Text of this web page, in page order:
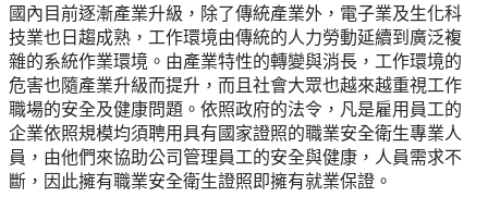
國內目前逐漸產業升級，除了傳統產業外，電子業及生化科
技業也日趨成熟，工作環境由傳統的人力勞動延續到廣泛複
雜的系統作業環境。由產業特性的轉變與消長，工作環境的
危害也隨產業升級而提升，而且社會大眾也越來越重視工作
職場的安全及健康問題。依照政府的法令，凡是雇用員工的
企業依照規模均須聘用具有國家證照的職業安全衛生專業人
員，由他們來協助公司管理員工的安全與健康，人員需求不
斷，因此擁有職業安全衛生證照即擁有就業保證。